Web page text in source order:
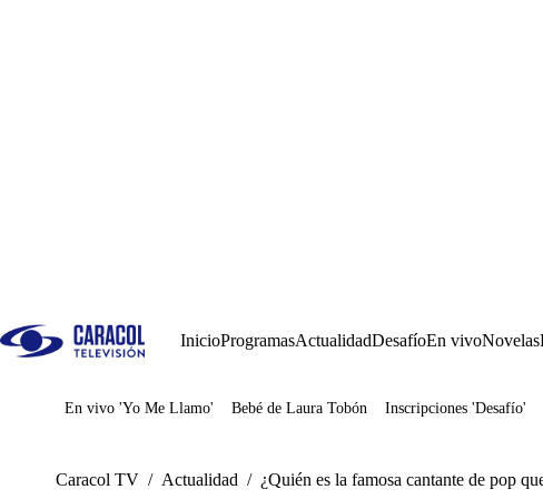
InicioProgramasActualidadDesafíoEn vivoNovelas
Juegos
En vivo 'Yo Me Llamo' Bebé de Laura Tobón Inscripciones 'Desafío'
Caracol TV / Actualidad / ¿Quién es la famosa cantante de pop